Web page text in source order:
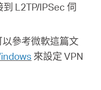
L2TP/IPSec 伺
參考微軟這篇文
來設定 VPN